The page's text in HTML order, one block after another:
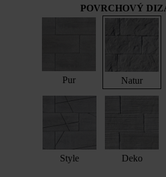
POVRCHOVÝ
Pur Natur
Style Deko